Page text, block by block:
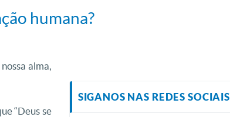
humana?
alma,
“Deus se
SIGANOS NAS REDES SOCIAIS